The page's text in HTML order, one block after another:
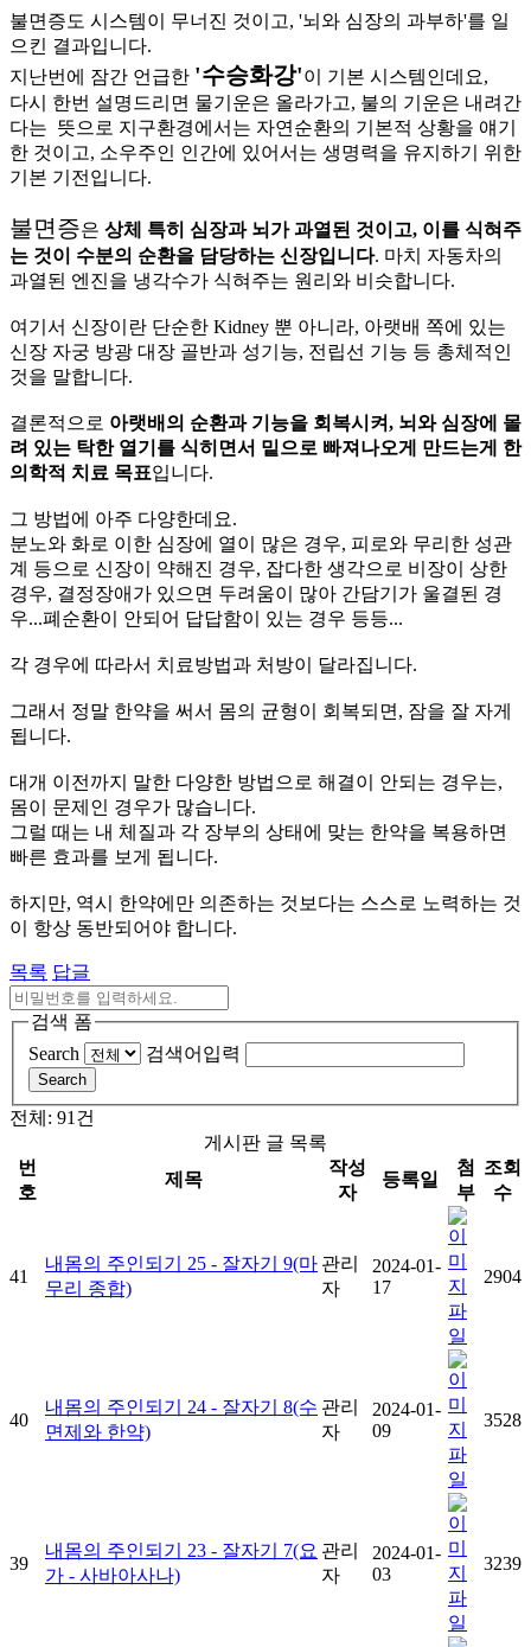
불면증도 시스템이 무너진 것이고, '뇌와 심장의 과부하'를 일
으킨 결과입니다.
지난번에 잠간 언급한 '수승화강'이 기본 시스템인데요,
다시 한번 설명드리면 물기운은 올라가고, 불의 기운은 내려간
다는 뜻으로 지구환경에서는 자연순환의 기본적 상황을 얘기
한 것이고, 소우주인 인간에 있어서는 생명력을 유지하기 위한
기본 기전입니다.
불면증은 상체 특히 심장과 뇌가 과열된 것이고, 이를 식혀주
는 것이 수분의 순환을 담당하는 신장입니다. 마치 자동차의
과열된 엔진을 냉각수가 식혀주는 원리와 비슷합니다.
여기서 신장이란 단순한 Kidney 뿐 아니라, 아랫배 쪽에 있는
신장 자궁 방광 대장 골반과 성기능, 전립선 기능 등 총체적인
것을 말합니다.
결론적으로 아랫배의 순환과 기능을 회복시켜, 뇌와 심장에 몰
려 있는 탁한 열기를 식히면서 밑으로 빠져나오게 만드는게 한
의학적 치료 목표입니다.
그 방법에 아주 다양한데요.
분노와 화로 이한 심장에 열이 많은 경우, 피로와 무리한 성관
계 등으로 신장이 약해진 경우, 잡다한 생각으로 비장이 상한
경우, 결정장애가 있으면 두려움이 많아 간담기가 울결된 경
우...폐순환이 안되어 답답함이 있는 경우 등등...
각 경우에 따라서 치료방법과 처방이 달라집니다.
그래서 정말 한약을 써서 몸의 균형이 회복되면, 잠을 잘 자게
됩니다.
대개 이전까지 말한 다양한 방법으로 해결이 안되는 경우는,
몸이 문제인 경우가 많습니다.
그럴 때는 내 체질과 각 장부의 상태에 맞는 한약을 복용하면
빠른 효과를 보게 됩니다.
하지만, 역시 한약에만 의존하는 것보다는 스스로 노력하는 것
이 항상 동반되어야 합니다.
목록 답글
검색 폼
Search
검색어입력
Search
전체: 91건
게시판 글 목록
번
호
제목
작성
자
등록일
첨
부
조회
수
41
내몸의 주인되기 25 - 잘자기 9(마
무리 종합)
관리
자
2024-01-
17
2904
40
내몸의 주인되기 24 - 잘자기 8(수
면제와 한약)
관리
자
2024-01-
09
3528
39
내몸의 주인되기 23 - 잘자기 7(요
가 - 사바아사나)
관리
자
2024-01-
03
3239